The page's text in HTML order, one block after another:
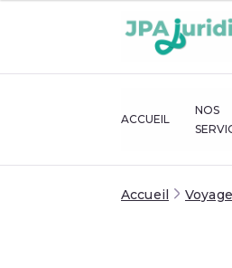
ACCUEIL
NOS
Accueil